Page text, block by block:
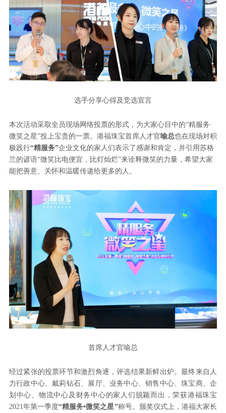
选手分享心得及竞选宣言
本次活动采取全员现场网络投票的形式，为大家心目中的“精服务·
微笑之星”投上宝贵的一票。港福珠宝首席人才官喻总也在现场对积
极践行“精服务”企业文化的家人们表示了感谢和肯定，并引用苏格
兰的谚语“微笑比电便宜，比灯灿烂”来诠释微笑的力量，希望大家
能把善意、关怀和温暖传递给更多的人。
首席人才官喻总
经过紧张的投票环节和激烈角逐，评选结果新鲜出炉。最终来自人
力行政中心、戴莉钻石、展厅、业务中心、销售中心、珠宝商、企
划中心、物流中心及财务中心的家人们脱颖而出，荣获港福珠宝
2021年第一季度“精服务•微笑之星”称号。颁奖仪式上，港福大家长